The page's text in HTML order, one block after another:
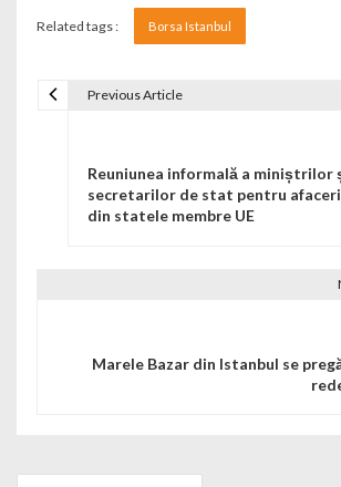
Related tags : Borsa Istanbul
Previous Article
Reuniunea informală a miniștrilor
secretarilor de stat pentru
din statele membre UE
Marele Bazar din Istanbul se